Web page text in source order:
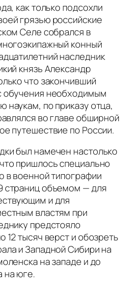
как только подсохли
грязью российские
Селе собрался в
конный
наследник
князь Александр
что закончивший
обучения необходимым
наукам, по приказу отца,
во главе обширной
путешествие по России.
был намечен настолько
пришлось специально
в военной типографии
страниц объемом — для
и для
властям при
предстояло
12 тысяч верст и обозреть
и Западной Сибири на
на западе и до
на юге.